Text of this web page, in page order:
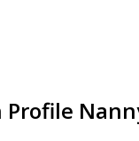
Profile